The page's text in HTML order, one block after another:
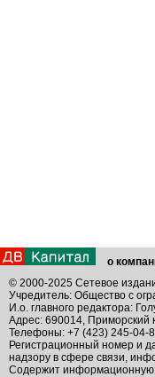
о
© 2000-2025 Сетевое
Учредитель: Общество с
И.о. главного редактора:
Адрес: 690014, Приморский
Телефоны: +7 (423) 245-04-
Регистрационный номер и
надзору в сфере связи,
Содержит информационную